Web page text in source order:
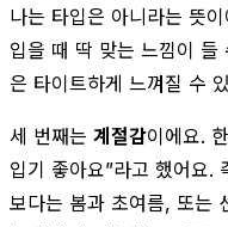
나는 타입은 아니라는 뜻
입을 때 딱 맞는 느낌이 들
은 타이트하게 느껴질 수
세 번째는 계절감이에요.
입기 좋아요”라고 했어요.
보다는 봄과 초여름, 또는